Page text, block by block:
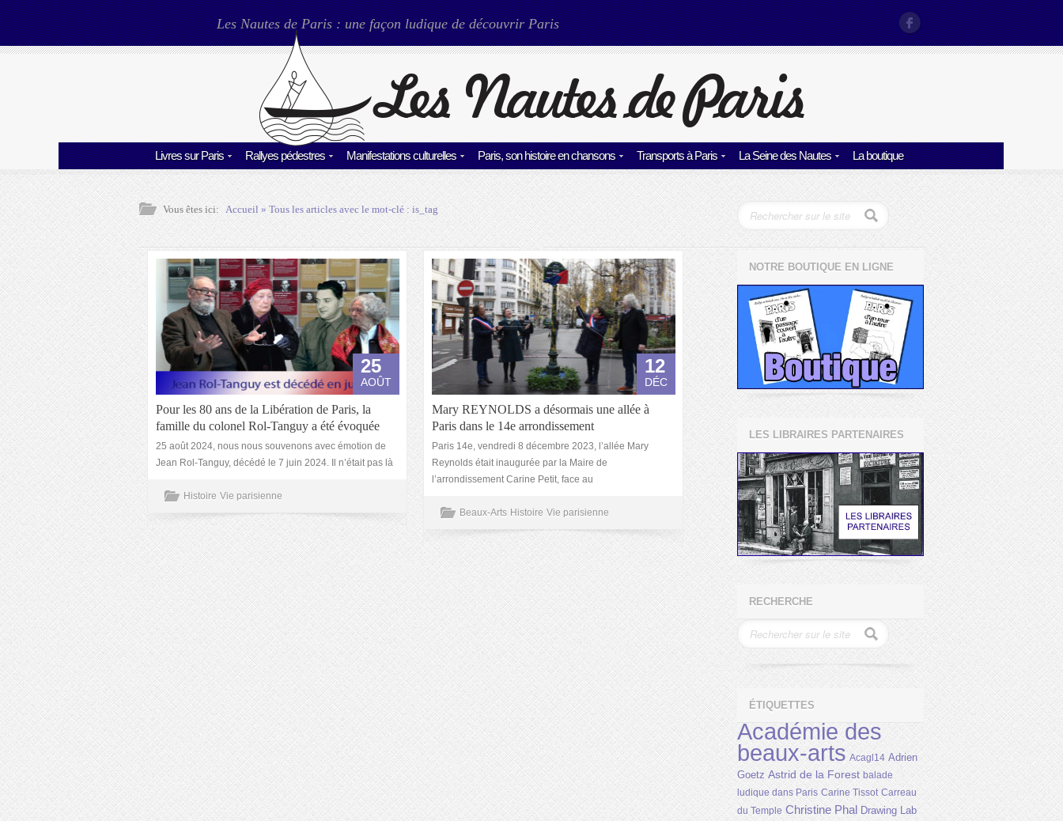
Les Nautes de Paris : une façon ludique de découvrir Paris
Livres sur Paris Rallyes pédestres Manifestations culturelles Paris, son histoire en chansons Transports à Paris La Seine des Nautes La boutique
Vous êtes ici: Accueil» Tous les articles avec le mot-clé :is_tag
25
AOÛT
Pour les 80 ans de la Libération de Paris, la
famille du colonel Rol-Tanguy a été évoquée
25 août 2024, nous nous souvenons avec émotion de
Jean Rol-Tanguy, décédé le 7 juin 2024. Il n’était pas là
Histoire Vie parisienne
12
DÉC
Mary REYNOLDS a désormais une allée à
Paris dans le 14e arrondissement
Paris 14e, vendredi 8 décembre 2023, l’allée Mary
Reynolds était inaugurée par la Maire de
l’arrondissement Carine Petit, face au
Beaux-Arts Histoire Vie parisienne
NOTRE BOUTIQUE EN LIGNE
LES LIBRAIRES PARTENAIRES
RECHERCHE
ÉTIQUETTES
Académie des
beaux-arts Acagl14 Adrien
Goetz Astrid de la Forest balade
ludique dans Paris Carine Tissot Carreau
du Temple Christine Phal Drawing Lab